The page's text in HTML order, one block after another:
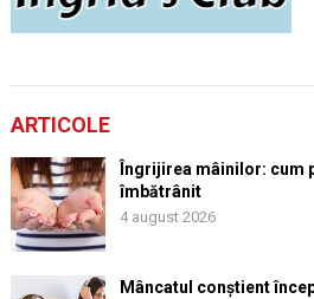
ARTICOLE
Îngrijirea mâinilor: cum
îmbătrânit
4 august 2026
Mâncatul conștient